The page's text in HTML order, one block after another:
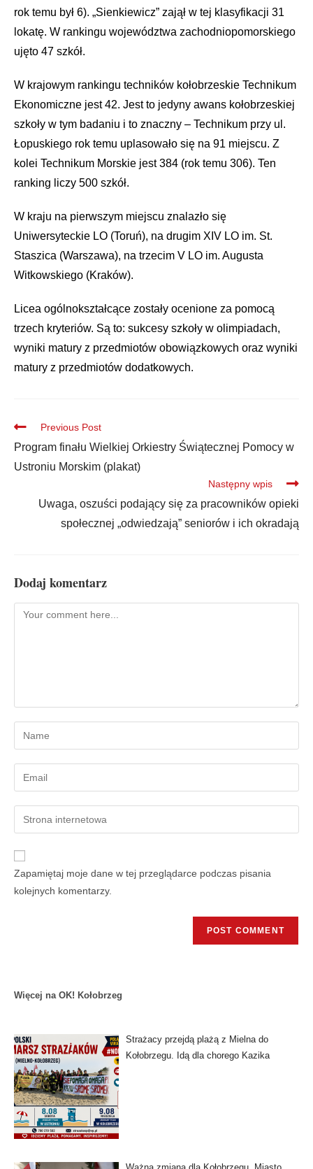
rok temu był 6). „Sienkiewicz” zajął w tej klasyfikacji 31
lokatę. W rankingu województwa zachodniopomorskiego
ujęto 47 szkół.
W krajowym rankingu techników kołobrzeskie Technikum
Ekonomiczne jest 42. Jest to jedyny awans kołobrzeskiej
szkoły w tym badaniu i to znaczny – Technikum przy ul.
Łopuskiego rok temu uplasowało się na 91 miejscu. Z
kolei Technikum Morskie jest 384 (rok temu 306). Ten
ranking liczy 500 szkół.
W kraju na pierwszym miejscu znalazło się
Uniwersyteckie LO (Toruń), na drugim XIV LO im. St.
Staszica (Warszawa), na trzecim V LO im. Augusta
Witkowskiego (Kraków).
Licea ogólnokształcące zostały ocenione za pomocą
trzech kryteriów. Są to: sukcesy szkoły w olimpiadach,
wyniki matury z przedmiotów obowiązkowych oraz wyniki
matury z przedmiotów dodatkowych.
Previous Post
Program finału Wielkiej Orkiestry Świątecznej Pomocy w
Ustroniu Morskim (plakat)
Następny wpis
Uwaga, oszuści podający się za pracowników opieki
społecznej „odwiedzają” seniorów i ich okradają
Dodaj komentarz
Zapamiętaj moje dane w tej przeglądarce podczas pisania
kolejnych komentarzy.
Więcej na OK! Kołobrzeg
Strażacy przejdą plażą z Mielna do
Kołobrzegu. Idą dla chorego Kazika